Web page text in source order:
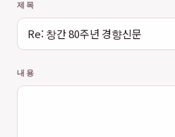
제목
내용
웹에디터 시작